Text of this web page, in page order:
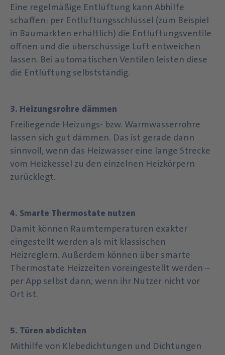
Eine regelmäßige Entlüftung kann Abhilfe
schaffen: per Entlüftungsschlüssel (zum Beispiel
in Baumärkten erhältlich) die Entlüftungsventile
öffnen und die überschüssige Luft entweichen
lassen. Bei automatischen Ventilen leisten diese
die Entlüftung selbstständig.
3. Heizungsrohre dämmen
Freiliegende Heizungs- bzw. Warmwasserrohre
lassen sich gut dämmen. Das ist gerade dann
sinnvoll, wenn das Heizwasser eine lange Strecke
vom Heizkessel zu den einzelnen Heizkörpern
zurücklegt.
4. Smarte Thermostate nutzen
Damit können Raumtemperaturen exakter
eingestellt werden als mit klassischen
Heizreglern. Außerdem können über smarte
Thermostate Heizzeiten voreingestellt werden –
per App selbst dann, wenn ihr Nutzer nicht vor
Ort ist.
5. Türen abdichten
Mithilfe von Klebedichtungen und Dichtungen